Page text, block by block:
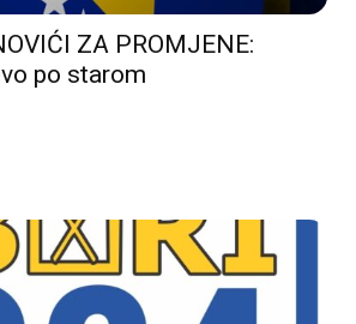
ZA PROMJENE:
po starom